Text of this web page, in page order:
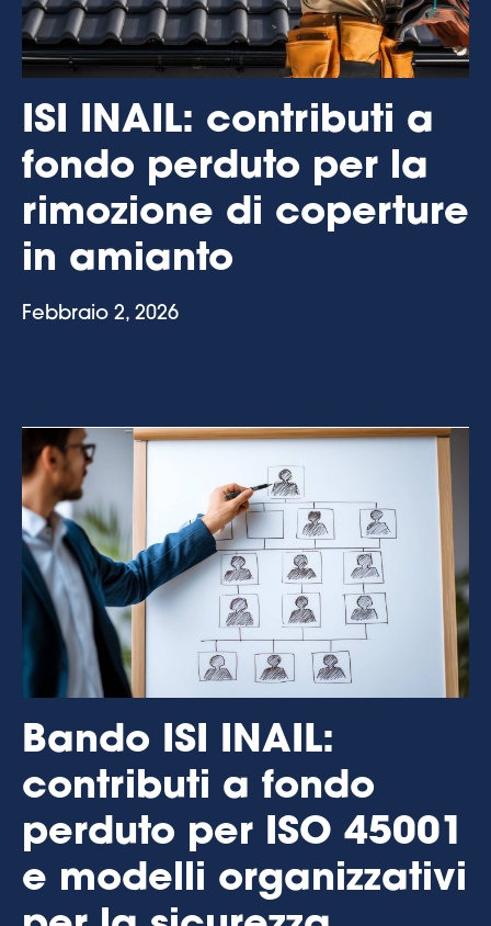
ISI INAIL: contributi a
fondo perduto per la
rimozione di coperture
in amianto
Febbraio 2, 2026
Bando ISI INAIL:
contributi a fondo
perduto per ISO 45001
e modelli organizzativi